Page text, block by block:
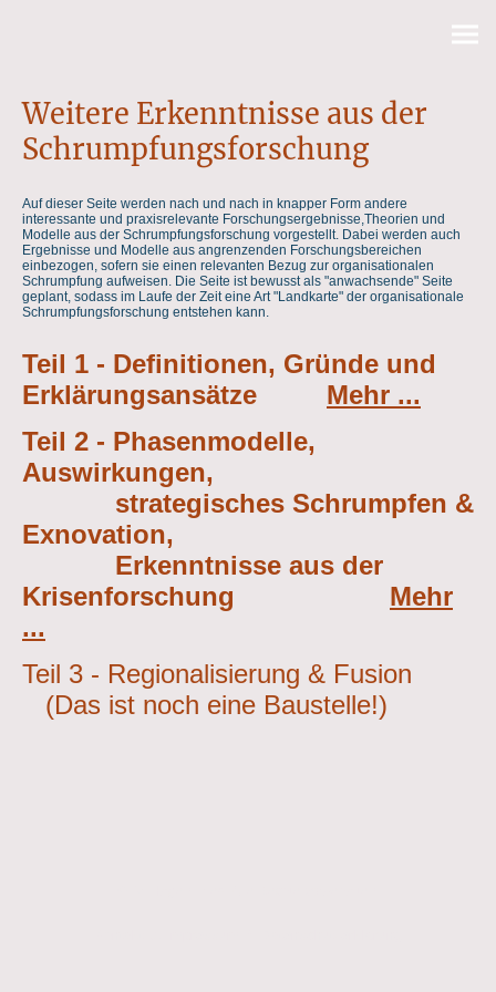
Weitere Erkenntnisse aus der
Schrumpfungsforschung
Auf dieser Seite werden nach und nach in knapper Form andere
interessante und praxisrelevante Forschungsergebnisse,Theorien und
Modelle aus der Schrumpfungsforschung vorgestellt. Dabei werden auch
Ergebnisse und Modelle aus angrenzenden Forschungsbereichen
einbezogen, sofern sie einen relevanten Bezug zur organisationalen
Schrumpfung aufweisen. Die Seite ist bewusst als "anwachsende" Seite
geplant, sodass im Laufe der Zeit eine Art "Landkarte" der organisationale
Schrumpfungsforschung entstehen kann.
Teil 1 - Definitionen, Gründe und
Erklärungsansätze Mehr ...
Teil 2 - Phasenmodelle,
Auswirkungen,
strategisches Schrumpfen &
Exnovation,
Erkenntnisse aus der
Krisenforschung Mehr
...
Teil 3 - Regionalisierung & Fusion
(Das ist noch eine Baustelle!)